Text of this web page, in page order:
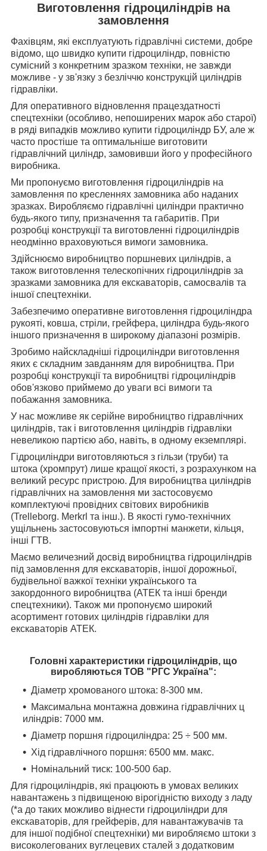
Виготовлення гідроциліндрів на
замовлення
Фахівцям, які експлуатують гідравлічні системи, добре
відомо, що швидко купити гідроциліндр, повністю
сумісний з конкретним зразком техніки, не завжди
можливе - у зв'язку з безліччю конструкцій циліндрів
гідравліки.
Для оперативного відновлення працездатності
спецтехніки (особливо, непоширених марок або старої)
в ряді випадків можливо купити гідроциліндр БУ, але ж
часто простіше та оптимальніше виготовити
гідравлічний циліндр, замовивши його у професійного
виробника.
Ми пропонуємо виготовлення гідроциліндрів на
замовлення по кресленнях замовника або наданих
зразках. Виробляємо гідравлічні циліндри практично
будь-якого типу, призначення та габаритів. При
розробці конструкції та виготовленні гідроциліндрів
неодмінно враховуються вимоги замовника.
Здійснюємо виробництво поршневих циліндрів, а
також виготовлення телескопічних гідроциліндрів за
зразками замовника для екскаваторів, самосвалів та
іншої спецтехніки.
Забезпечимо оперативне виготовлення гідроциліндра
рукояті, ковша, стріли, грейфера, циліндра будь-якого
іншого призначення в широкому діапазоні розмірів.
Зробимо найскладніші гідроциліндри виготовлення
яких є складним завданням для виробництва. При
розробці конструкції та виробництві гідроциліндрів
обов'язково приймемо до уваги всі вимоги та
побажання замовника.
У нас можливе як серійне виробництво гідравлічних
циліндрів, так і виготовлення циліндрів гідравліки
невеликою партією або, навіть, в одному екземплярі.
Гідроциліндри виготовляються з гільзи (труби) та
штока (хромпрут) лише кращої якості, з розрахунком на
великий ресурс пристрою. Для виробництва циліндрів
гідравлічних на замовлення ми застосовуємо
комплектуючі провідних світових виробників
(Trelleborg. Merkrl та інш.). В якості гумо-технічних
ущільнень застосовуються імпортні манжети, кільця,
інші ГТВ.
Маємо величезний досвід виробництва гідроциліндрів
під замовлення для екскаваторів, іншої дорожньої,
будівельної важкої техніки українського та
закордонного виробництва (АТЕК та інші бренди
спецтехники). Також ми пропонуємо широкий
асортимент готових циліндрів гідравліки для
екскаваторів АТЕК.
Головні характеристики гідроциліндрів, що
виробляються ТОВ "РГС Україна":
Діаметр хромованого штока: 8-300 мм.
Максимальна монтажна довжина гідравлічних ц
иліндрів: 7000 мм.
Діаметр поршня гідроциліндра: 25 ÷ 500 мм.
Хід гідравлічного поршня: 6500 мм. макс.
Номінальний тиск: 100-500 бар.
Для гідроциліндрів, які працюють в умовах великих
навантажень з підвищеною вірогідністю виходу з ладу
(*а до таких можливо віднести гідроциліндри для
екскаваторів, для грейферів, для навантажувачів та
для іншої подібної спецтехніки) ми виробляємо штоки з
високолегованих вуглецевих сталей з додатковим